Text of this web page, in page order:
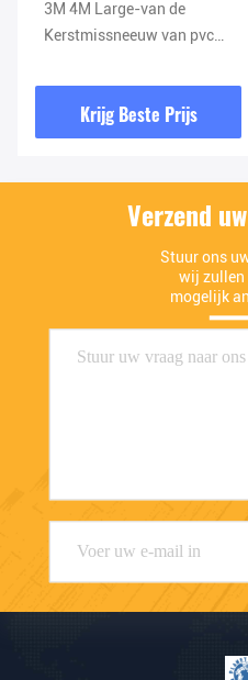
3M 4M Large-van de
Kerstmissneeuw van pvc
Sneeuw van de de Bolbal
de Fotocabine
Krijg Beste Prijs
Verzend
Stuur ons
wij zullen
mogelijk